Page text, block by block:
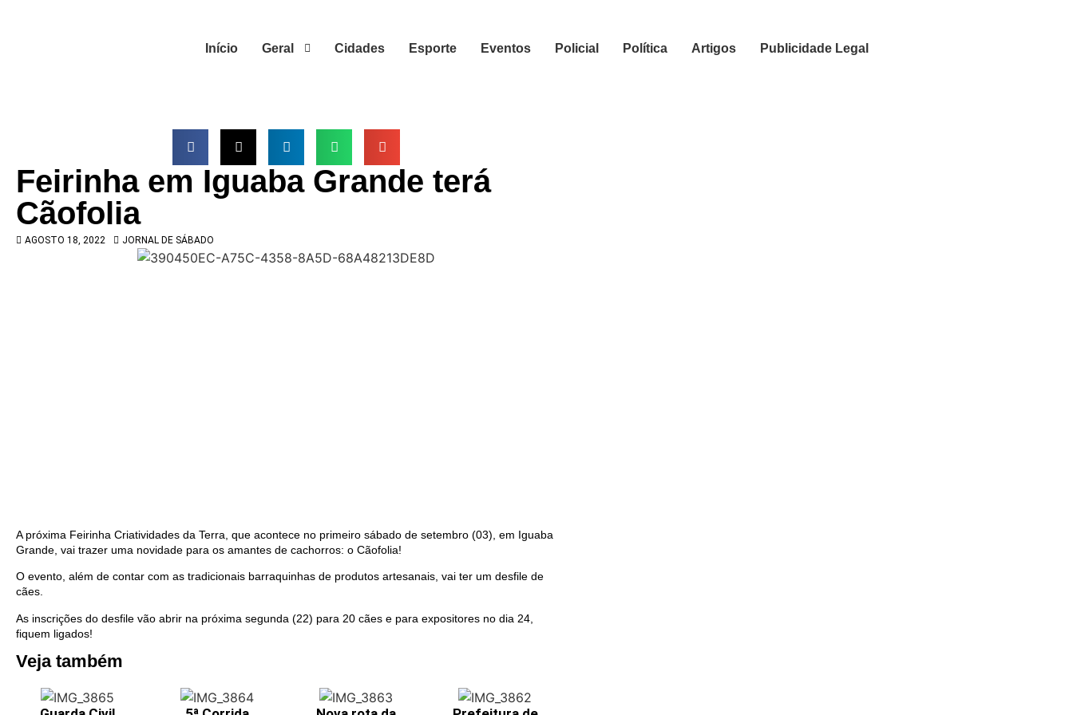
Início Geral Cidades Esporte Eventos Policial Política Artigos Publicidade Legal
Feirinha em Iguaba Grande terá
Cãofolia
AGOSTO 18, 2022 JORNAL DE SÁBADO
A próxima Feirinha Criatividades da Terra, que acontece no primeiro sábado de setembro (03), em Iguaba
Grande, vai trazer uma novidade para os amantes de cachorros: o Cãofolia!
O evento, além de contar com as tradicionais barraquinhas de produtos artesanais, vai ter um desfile de
cães.
As inscrições do desfile vão abrir na próxima segunda (22) para 20 cães e para expositores no dia 24,
fiquem ligados!
Veja também